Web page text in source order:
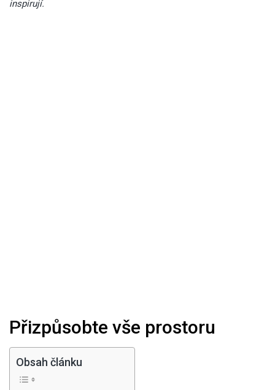
inspirují.
Přizpůsobte vše prostoru
Obsah článku